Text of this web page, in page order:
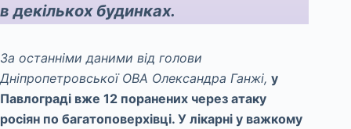
в декількох будинках.
За останніми даними від голови
Дніпропетровської ОВА Олександра Ганжі, у
Павлограді вже 12 поранених через атаку
росіян по багатоповерхівці. У лікарні у важкому